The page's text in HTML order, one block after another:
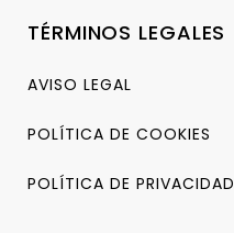
TÉRMINOS LEGALES
AVISO LEGAL
POLÍTICA DE COOKIES
POLÍTICA DE PRIVACIDAD